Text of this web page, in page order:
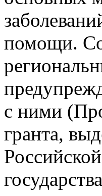
помощи.
с ними
гранта,